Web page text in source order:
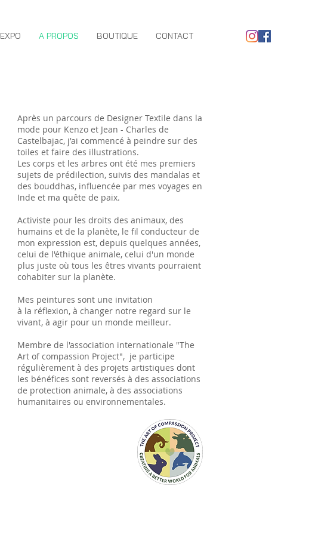
EXPO A PROPOS BOUTIQUE CONTACT
Après un parcours de Designer Textile dans la
mode pour Kenzo et Jean - Charles de
Castelbajac, j'ai commencé à peindre sur des
toiles et faire des illustrations.
Les corps et les arbres ont été mes premiers
sujets de prédilection, suivis des mandalas et
des bouddhas, influencée par mes voyages en
Inde et ma quête de paix.
Activiste pour les droits des animaux, des
humains et de la planète, le fil conducteur de
mon expression est, depuis quelques années,
celui de l'éthique animale, celui d'un monde
plus juste où tous les êtres vivants pourraient
cohabiter sur la planète.
Mes peintures sont une invitation
à la réflexion, à changer notre regard sur le
vivant, à agir pour un monde meilleur.
Membre de l'association internationale "The
Art of compassion Project", je participe
régulièrement à des projets artistiques dont
les bénéfices sont reversés à des associations
de protection animale, à des associations
humanitaires ou environnementales.